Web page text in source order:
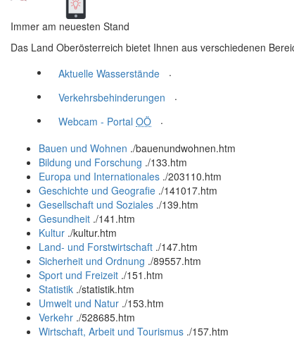
Immer am neuesten Stand
Das Land Oberösterreich bietet Ihnen aus verschiedenen
Aktuelle Wasserstände
.
Verkehrsbehinderungen
.
Webcam - Portal OÖ .
Bauen und Wohnen ./bauenundwohnen.htm
Bildung und Forschung ./133.htm
Europa und Internationales ./203110.htm
Geschichte und Geografie ./141017.htm
Gesellschaft und Soziales ./139.htm
Gesundheit ./141.htm
Kultur ./kultur.htm
Land- und Forstwirtschaft ./147.htm
Sicherheit und Ordnung ./89557.htm
Sport und Freizeit ./151.htm
Statistik ./statistik.htm
Umwelt und Natur ./153.htm
Verkehr ./528685.htm
Wirtschaft, Arbeit und Tourismus ./157.htm